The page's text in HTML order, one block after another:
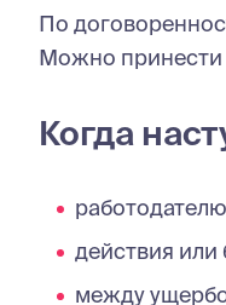
По
Можно принести
Когда
действия или
между